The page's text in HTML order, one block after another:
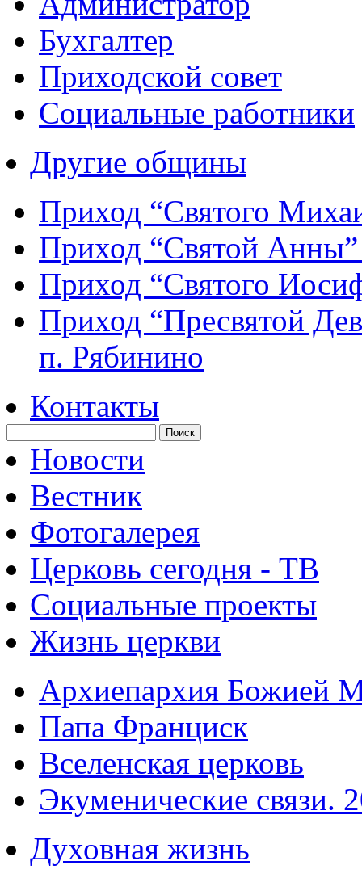
Бухгалтер
Приходской совет
Социальные работники
Другие общины
Приход “Святого
Приход “Святой
Приход “Святого
Приход “Пресвятой
п. Рябинино
Контакты
Новости
Вестник
Фотогалерея
Церковь сегодня - ТВ
Социальные проекты
Жизнь церкви
Архиепархия Божией
Папа Франциск
Вселенская церковь
Экуменические связи.
Духовная жизнь